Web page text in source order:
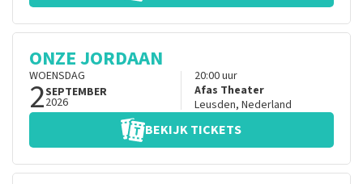
ONZE JORDAAN
WOENSDAG
2SEPTEMBER
2026
20:00uur
Afas Theater
Leusden, Nederland
BEKIJK TICKETS